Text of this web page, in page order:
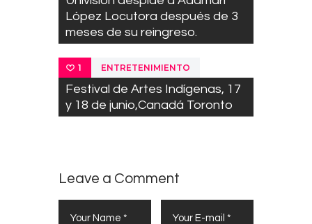
López Locutora después de 3
meses de su reingreso.
1 ENTRETENIMIENTO
Festival de Artes Indígenas, 17
y 18 de junio,Canadá Toronto
Leave a Comment